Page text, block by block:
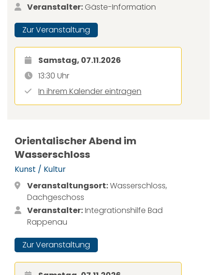
Veranstalter: Gäste-Information
Zur Veranstaltung
Samstag, 07.11.2026
13:30 Uhr
In ihrem Kalender eintragen
Orientalischer Abend im
Wasserschloss
Kunst / Kultur
Veranstaltungsort:Wasserschloss,
Dachgeschoss
Veranstalter:Integrationshilfe Bad
Rappenau
Zur Veranstaltung